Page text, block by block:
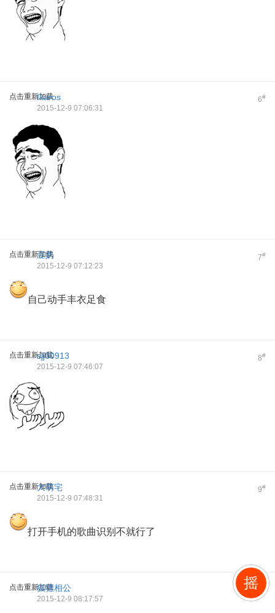
点击重新加载 6#
Ikaros
2015-12-9 07:06:31
点击重新加载 7#
豆奶
2015-12-9 07:12:23
自己动手丰衣足食
点击重新加载 8#
sjj00913
2015-12-9 07:46:07
点击重新加载 9#
大萌宅
2015-12-9 07:48:31
打开手机的歌曲识别不就行了
点击重新加载 10 #
狐狸相公
2015-12-9 08:17:57
摇